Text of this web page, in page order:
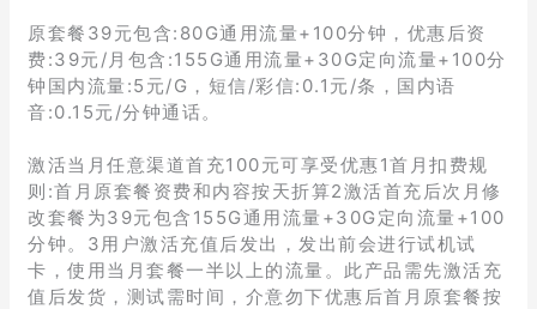
原套餐39元包含:80G通用流量+100分钟，优惠后资
费:39元/月包含:155G通用流量+30G定向流量+100分
钟国内流量:5元/G，短信/彩信:0.1元/条，国内语
音:0.15元/分钟通话。
激活当月任意渠道首充100元可享受优惠1首月扣费规
则:首月原套餐资费和内容按天折算2激活首充后次月修
改套餐为39元包含155G通用流量+30G定向流量+100
分钟。3用户激活充值后发出，发出前会进行试机试
卡，使用当月套餐一半以上的流量。此产品需先激活充
值后发货，测试需时间，介意勿下优惠后首月原套餐按